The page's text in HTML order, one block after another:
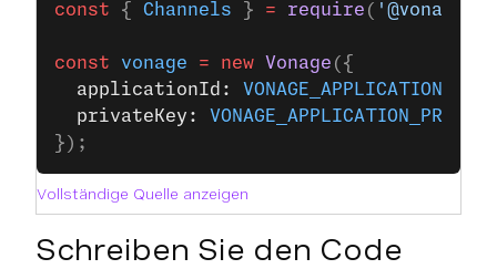
const { Channels } = require ( '@vonage/
const vonage = new Vonage ({
  applicationId:
VONAGE_APPLICATION_ID
  privateKey:
});
Vollständige Quelle anzeigen
Schreiben Sie den Code